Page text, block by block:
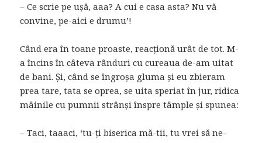
– Ce scrie pe ușă, aaa? A cui e casa asta? Nu vă
convine, pe-aici e drumu’!
Când era în toane proaste, reacționă urât de tot. M-
a încins în câteva rânduri cu cureaua de-am uitat
de bani. Și, când se îngroșa gluma și eu zbieram
prea tare, tata se oprea, se uita speriat în jur, ridica
mâinile cu pumnii strânși înspre tâmple și spunea:
– Taci, taaaci, ‘tu-ți biserica mă-tii, tu vrei să ne-